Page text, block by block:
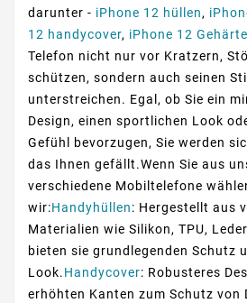
darunter - iPhone 12 hüllen,
12 handycover, iPhone 12
Telefon nicht nur vor Kratzern,
schützen, sondern auch seinen
unterstreichen. Egal, ob Sie ein
Design, einen sportlichen Look
Gefühl bevorzugen, Sie werden
das Ihnen gefällt.Wenn Sie aus
verschiedene Mobiltelefone
wir:Handyhüllen: Hergestellt aus
Materialien wie Silikon, TPU,
bieten sie grundlegenden Schutz
Look.Handycover: Robusteres
erhöhten Kanten zum Schutz von